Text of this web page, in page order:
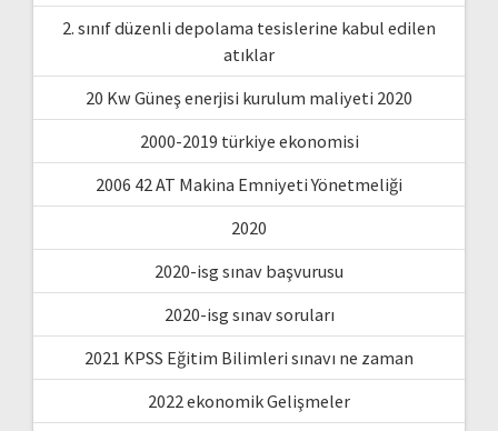
2. sınıf düzenli depolama tesislerine kabul edilen
atıklar
20 Kw Güneş enerjisi kurulum maliyeti 2020
2000-2019 türkiye ekonomisi
2006 42 AT Makina Emniyeti Yönetmeliği
2020
2020-isg sınav başvurusu
2020-isg sınav soruları
2021 KPSS Eğitim Bilimleri sınavı ne zaman
2022 ekonomik Gelişmeler